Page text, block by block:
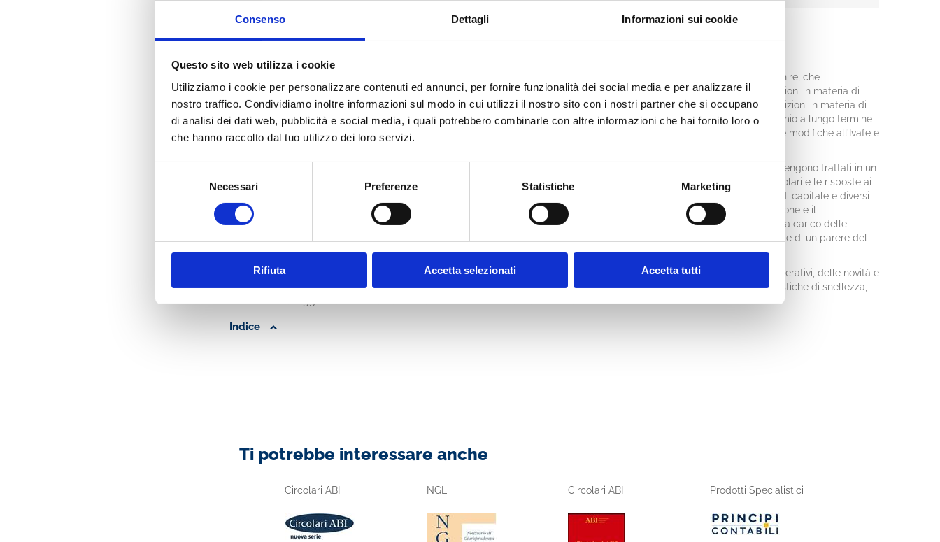
Consenso Dettagli Informazioni sui cookie
Questo sito web utilizza i cookie
Utilizziamo i cookie per personalizzare contenuti ed annunci, per fornire funzionalità dei social media e per analizzare il
nostro traffico. Condividiamo inoltre informazioni sul modo in cui utilizzi il nostro sito con i nostri partner che si occupano
di analisi dei dati web, pubblicità e social media, i quali potrebbero combinarle con altre informazioni che hai fornito loro o
che hanno raccolto dal tuo utilizzo dei loro servizi.
Necessari Preferenze Statistiche Marketing
Rifiuta Accetta selezionati Accetta tutti
Presentazione
L’edizione 2024 della Guida si caratterizza per un puntuale e completo aggiornamento dei suoi contenuti, in continuo divenire, che
ricomprendono anche le norme sulle cripto-attività. Tra i provvedimenti approvati particolare rilievo assumono: le disposizioni in materia di
imposta sostitutiva sugli utili e sulle riserve di utili esteri; le modifiche apportate alla nozione di residenza fiscale, le disposizioni in materia di
emissione e circolazione di determinati strumenti finanziari in forma digitale, le modifiche alla disciplina dei piani di risparmio a lungo termine
(Pir), la rideterminazione dei valori di acquisto delle partecipazioni negoziate e non negoziate nei mercati regolamentati, le modifiche all’Ivafe e
Riguardo alla delega per la riforma del sistema fiscale, i possibili ulteriori riflessi sulla tassazione delle attività finanziarie vengono trattati in un
apposito paragrafo. Di grande rilievo sono anche le disposizioni e i chiarimenti forniti dall’Agenzia delle Entrate con le circolari e le risposte ai
quesiti riguardanti tra l’altro: la rideterminazione del valore delle partecipazioni quotate e non, l’affrancamento dei redditi di capitale e diversi
derivanti da Oicr e dei redditi di capitale dei contratti di assicurazione, il trattamento fiscale delle cripto-attività, la tassazione e il
monitoraggio dei trust, i Pir alternativi, il trattamento dei proventi dei fondi immobiliari, gli obblighi di monitoraggio fiscale a carico delle
imprese di assicurazione. Inoltre, viene dato conto di faq e risposte del Mef, di alcune pronunce della Corte di Cassazione e di un parere del
Garante della privacy.
Obiettivo della nuova edizione della Guida è di continuare a fornire al lettore una disamina sintetica, ma esaustiva a fini operativi, delle novità e
delle modifiche introdotte nella tassazione delle attività finanziarie e, allo stesso tempo, a distinguersi per le sue caratteristiche di snellezza,
Indice
Ti potrebbe interessare anche
Prodotti Specialistici
Circolari ABI
NGL
Circolari ABI